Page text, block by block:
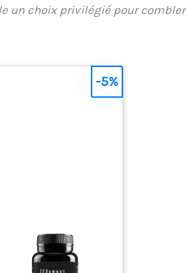
un choix privilégié pour combler
-5%